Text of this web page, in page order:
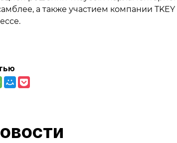
а также участием компании